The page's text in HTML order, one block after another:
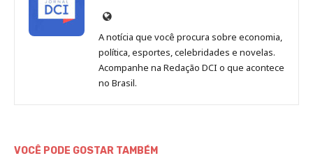
Site
de
Redação
Jornal
DCI
A notícia que você procura sobre economia,
política, esportes, celebridades e novelas.
Acompanhe na Redação DCI o que acontece
no Brasil.
VOCÊ PODE GOSTAR TAMBÉM